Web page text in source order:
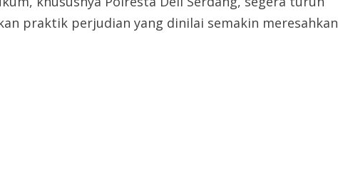
praktik perjudian yang dinilai semakin meresahkan